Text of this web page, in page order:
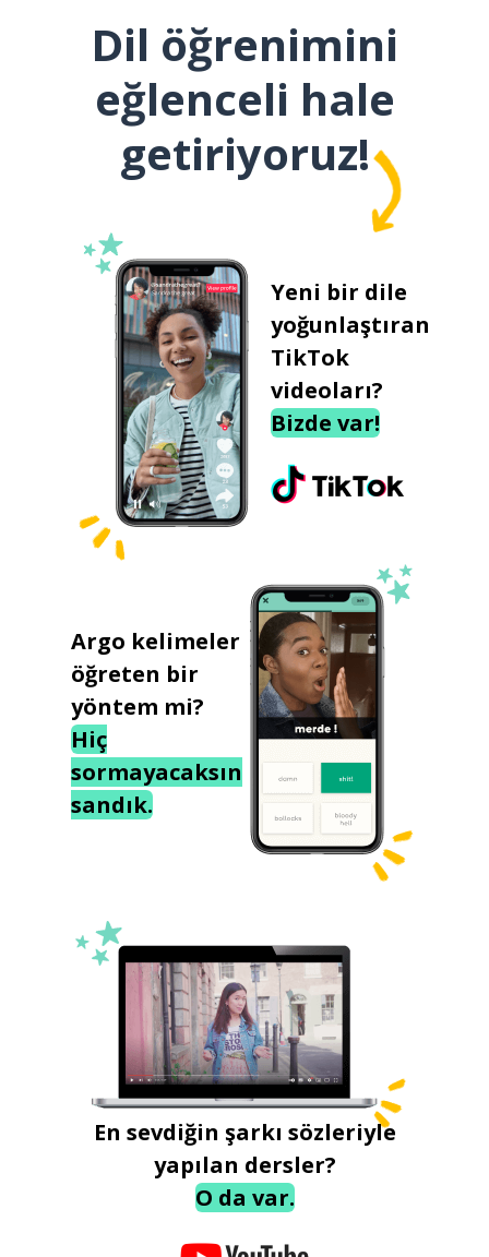
Dil öğrenimini
eğlenceli hale
getiriyoruz!
Yeni bir dile
yoğunlaştıran
TikTok
videoları?
Bizde var!
Argo kelimeler
öğreten bir
yöntem mi?
Hiç
sormayacaksın
sandık.
En sevdiğin şarkı sözleriyle
yapılan dersler?
O da var.